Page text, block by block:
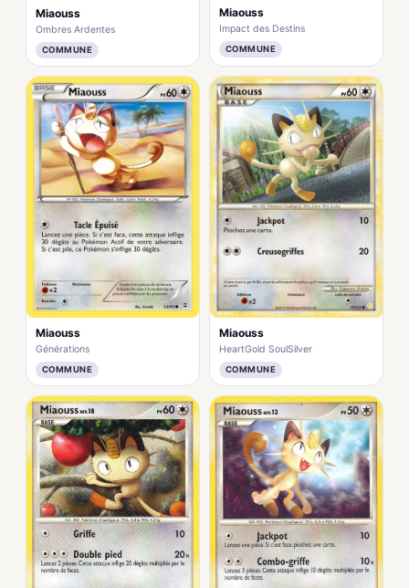
Miaouss
Ombres Ardentes
COMMUNE
Miaouss
Impact des Destins
COMMUNE
Miaouss
Générations
COMMUNE
Miaouss
HeartGold SoulSilver
COMMUNE